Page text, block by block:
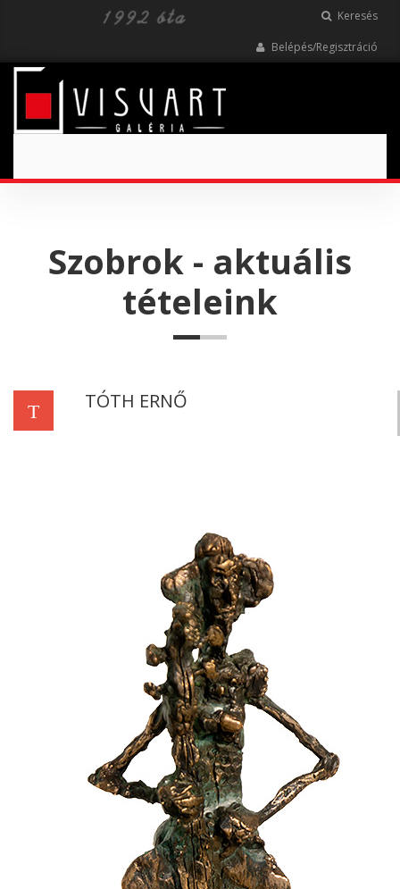
Keresés
Belépés/Regisztráció
Szobrok - aktuális
tételeink
T TÓTH ERNŐ